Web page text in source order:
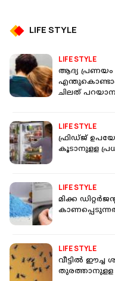
LIFE STYLE
LIFE STYLE
ആദ്യ
ചിലത്
LIFE STYLE
ഫ്രിഡ്ജ്
കൂടാനുളള
LIFE STYLE
മിക്ക
LIFE STYLE
വീട്ടില്‍
തുരത്താനുളള